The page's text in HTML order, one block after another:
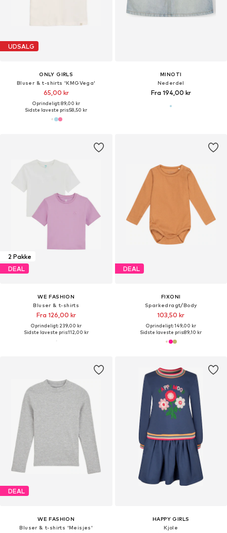
UDSALG
ONLY GIRLS
Bluser & t-shirts 'KMGVega'
65,00 kr
Oprindeligt: 89,00 kr
Sidste laveste pris:58,50 kr
MINOTI
Nederdel
Fra 194,00 kr
2 Pakke
DEAL
WE FASHION
Bluser & t-shirts
Fra 126,00 kr
Oprindeligt: 239,00 kr
Sidste laveste pris:112,00 kr
DEAL
FIXONI
Sparkedragt/Body
103,50 kr
Oprindeligt: 149,00 kr
Sidste laveste pris:89,10 kr
DEAL
WE FASHION
Bluser & t-shirts 'Meisjes'
HAPPY GIRLS
Kjole